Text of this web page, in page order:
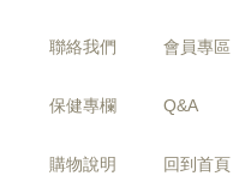
聯絡我們
保健專欄
會員專區
Q&A
購物說明 回到首頁